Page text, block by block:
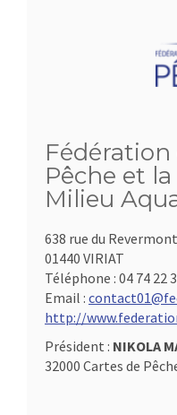
Pêche et
Milieu
638 rue du
01440 VIRIAT
Téléphone : 04 74 22
Email :
http://
Président : NIKOLA
32000 Cartes de